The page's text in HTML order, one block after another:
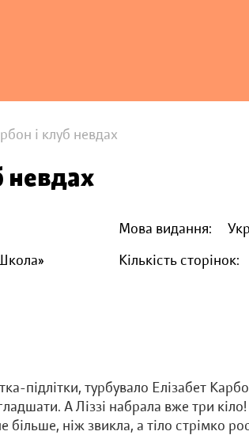
і клуб невдах
невдах
Мова видання:
Кількість сторінок:
підлітки, турбувало Елізабет
А Ліззі набрала вже три
більше, ніж звикла, а тіло стрімко